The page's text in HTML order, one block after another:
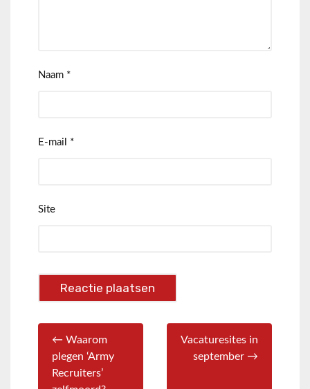
Naam *
E-mail *
Site
← Waarom
plegen ‘Army
Recruiters’
Vacaturesites in
september →